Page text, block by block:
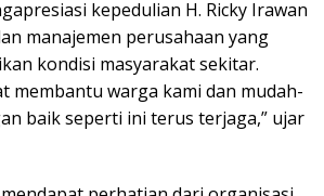
kepedulian H. Ricky Irawan
manajemen perusahaan yang
kondisi masyarakat sekitar.
membantu warga kami dan mudah-
baik seperti ini terus terjaga,” ujar